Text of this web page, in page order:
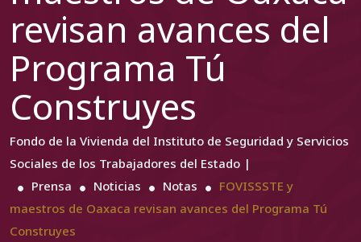
revisan avances del
Programa Tú
Construyes
Fondo de la Vivienda del Instituto de Seguridad y Servicios
Sociales de los Trabajadores del Estado |
Prensa
Noticias Notas
FOVISSSTE y
maestros de Oaxaca revisan avances del Programa Tú
Construyes